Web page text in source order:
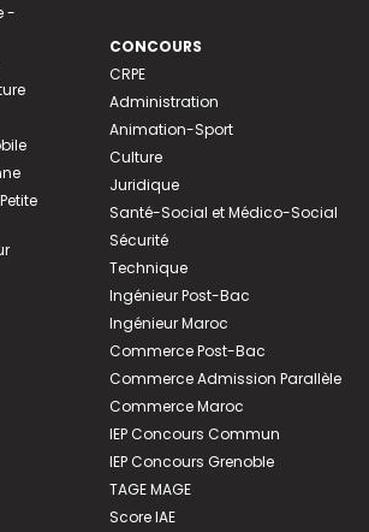
-
CONCOURS
CRPE
Administration
Animation-Sport
Culture
Juridique
Santé-Social et Médico-Social
Sécurité
Technique
Ingénieur Post-Bac
Ingénieur Maroc
Commerce Post-Bac
Commerce Admission Parallèle
Commerce Maroc
IEP Concours Commun
IEP Concours Grenoble
TAGE MAGE
Score IAE